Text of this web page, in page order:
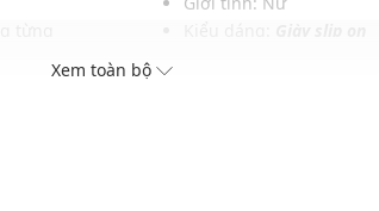
Xem toàn bộ